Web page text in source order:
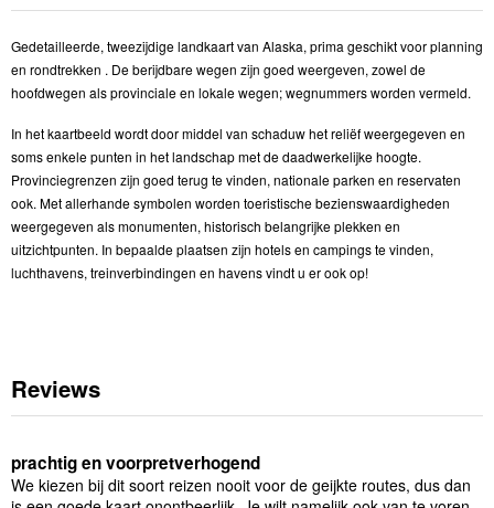
Gedetailleerde, tweezijdige landkaart van Alaska, prima geschikt voor planning
en rondtrekken . De berijdbare wegen zijn goed weergeven, zowel de
hoofdwegen als provinciale en lokale wegen; wegnummers worden vermeld.
In het kaartbeeld wordt door middel van schaduw het reliëf weergegeven en
soms enkele punten in het landschap met de daadwerkelijke hoogte.
Provinciegrenzen zijn goed terug te vinden, nationale parken en reservaten
ook. Met allerhande symbolen worden toeristische bezienswaardigheden
weergegeven als monumenten, historisch belangrijke plekken en
uitzichtpunten. In bepaalde plaatsen zijn hotels en campings te vinden,
luchthavens, treinverbindingen en havens vindt u er ook op!
Reviews
prachtig en voorpretverhogend
We kiezen bij dit soort reizen nooit voor de geijkte routes, dus dan